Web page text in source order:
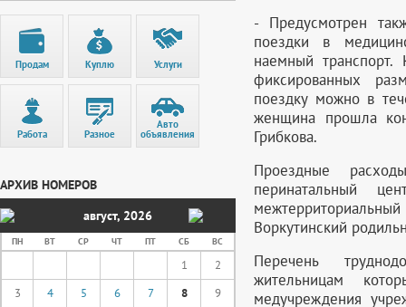
Продам Куплю Услуги
Работа Разное
Авто
объявления
АРХИВ НОМЕРОВ
август, 2026
ПН ВТ СР ЧТ ПТ СБ ВС
1
2
3
4 5 6 7 8
9
- Предусмотрен
поездки в
наемный транспорт.
фиксированных
поездку можно в
женщина прошла
Грибкова.
Проездные
перинатальный
Воркутинский
Перечень
жительницам
медучреждения